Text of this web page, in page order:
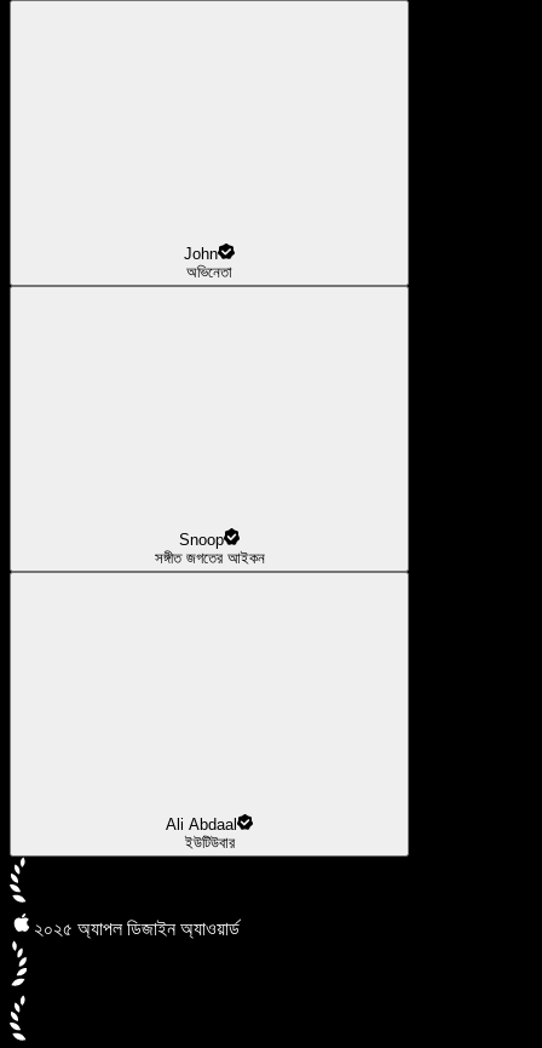
John
অভিনেতা
Snoop
সঙ্গীত জগতের আইকন
Ali Abdaal
ইউটিউবার
২০২৫ অ্যাপল ডিজাইন অ্যাওয়ার্ড